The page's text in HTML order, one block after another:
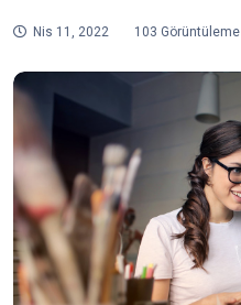
Nis 11, 2022 103 Görüntüleme